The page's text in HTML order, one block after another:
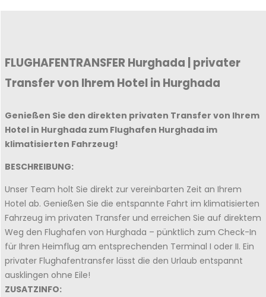
FLUGHAFENTRANSFER Hurghada | privater
Transfer von Ihrem Hotel in Hurghada
Genießen Sie den direkten privaten Transfer von Ihrem
Hotel in Hurghada zum Flughafen Hurghada im
klimatisierten Fahrzeug!
BESCHREIBUNG:
Unser Team holt Sie direkt zur vereinbarten Zeit an Ihrem
Hotel ab. Genießen Sie die entspannte Fahrt im klimatisierten
Fahrzeug im privaten Transfer und erreichen Sie auf direktem
Weg den Flughafen von Hurghada – pünktlich zum Check-In
für Ihren Heimflug am entsprechenden Terminal I oder II. Ein
privater Flughafentransfer lässt die den Urlaub entspannt
ausklingen ohne Eile!
ZUSATZINFO: